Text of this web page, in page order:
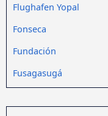
Flughafen Yopal
Fonseca
Fundación
Fusagasugá